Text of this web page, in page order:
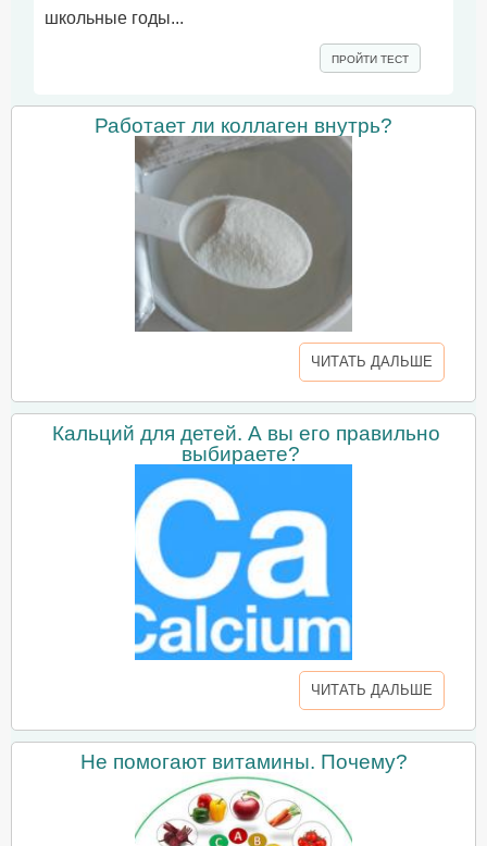
школьные годы...
ПРОЙТИ ТЕСТ
Работает ли коллаген внутрь?
ЧИТАТЬ ДАЛЬШЕ
Кальций для детей. А вы его правильно
выбираете?
ЧИТАТЬ ДАЛЬШЕ
Не помогают витамины. Почему?